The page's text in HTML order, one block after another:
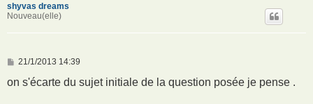
shyvas dreams
Nouveau(elle)
M
s
21/1/2013 14:39
on s'écarte du sujet initiale de la question posée je pense .